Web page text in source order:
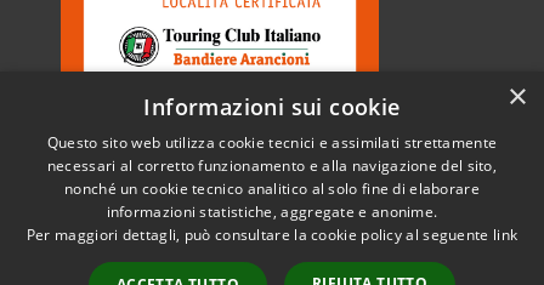
Accessibilità
Copyright © 2026 • Comune di
Gromo • Powered by
Municipium• Accesso
×
Informazioni sui cookie
Questo sito web utilizza cookie tecnici e assimilati strettamente
necessari al corretto funzionamento e alla navigazione del sito,
nonché un cookie tecnico analitico al solo fine di elaborare
informazioni statistiche, aggregate e anonime.
Per maggiori dettagli, può consultare la cookie policy al seguente link